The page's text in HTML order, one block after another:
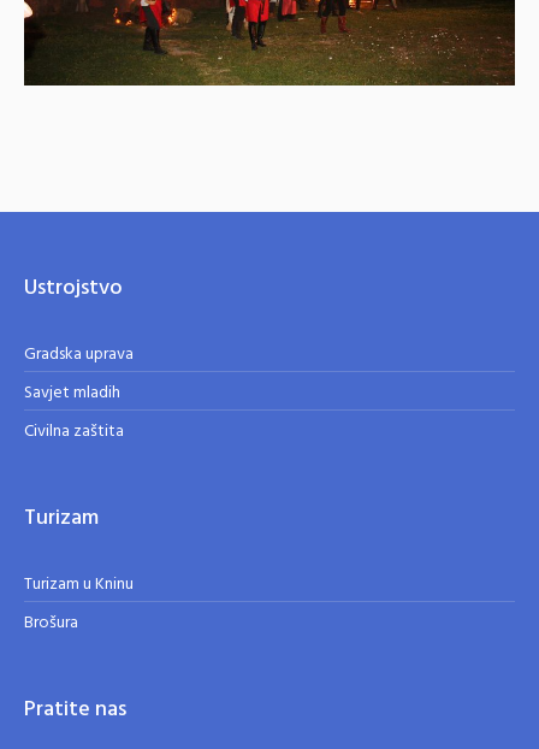
Ustrojstvo
Gradska uprava
Savjet mladih
Civilna zaštita
Turizam
Turizam u Kninu
Brošura
Pratite nas